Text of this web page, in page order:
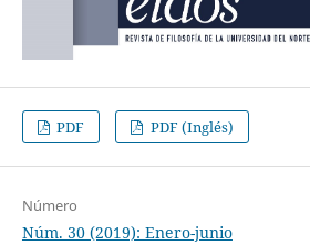
PDF PDF (Inglés)
Número
Núm. 30 (2019): Enero-junio